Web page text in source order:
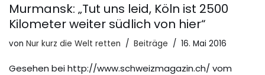
Murmansk: „Tut uns leid, Köln ist 2500
Kilometer weiter südlich von hier“
von Nur kurz die Welt retten Beiträge 16. Mai 2016
Gesehen bei http://www.schweizmagazin.ch/ vom